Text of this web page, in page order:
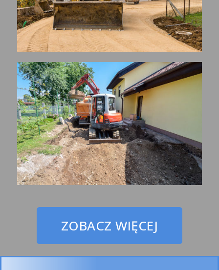
ZOBACZ WIĘCEJ